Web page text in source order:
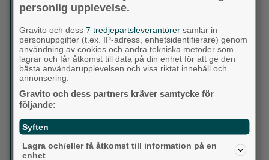
Erik Edlund (L)
Vill sänka kommunalskatten stegvis, prioritera skolan,
minska lärarnas administration och ge fler privata
aktörer plats inom skola och omsorg. Vill helst fortsätta
samarbeta borgerligt.
JA/NEJ – Snabba besked inför valet i Partille
Är ni beredda att höja kommunalskatten under nästa
mandatperiod? NEJ
Ska Partille fortsätta växa med nya bostadsområden i
nuvarande takt? JA
Ska barngrupperna i förskolan minskas även om det
kostar mer? JA
Ska kommunen låna mer pengar för att snabba på
investeringar? JA
personlig upplevelse.
Gravito och dess7 tredjepartsleverantörer samlar in
personuppgifter (t.ex. IP-adress, enhetsidentifierare) genom
användning av cookies och andra tekniska metoder som
lagrar och får åtkomst till data på din enhet för att ge den
bästa användarupplevelsen och visa riktat innehåll och
annonsering.
Gravito och dess partners kräver samtycke för
följande:
Syften
Lagra och/eller få åtkomst till information på en
enhet